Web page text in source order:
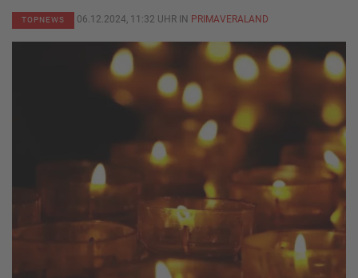
TOPNEWS 06.12.2024, 11:32 UHR IN PRIMAVERALAND